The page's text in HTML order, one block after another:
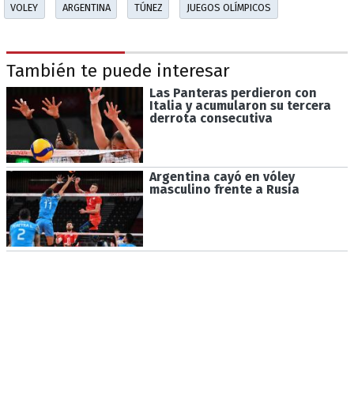
VOLEY ARGENTINA TÚNEZ JUEGOS OLÍMPICOS
También te puede interesar
Las Panteras perdieron con
Italia y acumularon su tercera
derrota consecutiva
Argentina cayó en vóley
masculino frente a Rusia